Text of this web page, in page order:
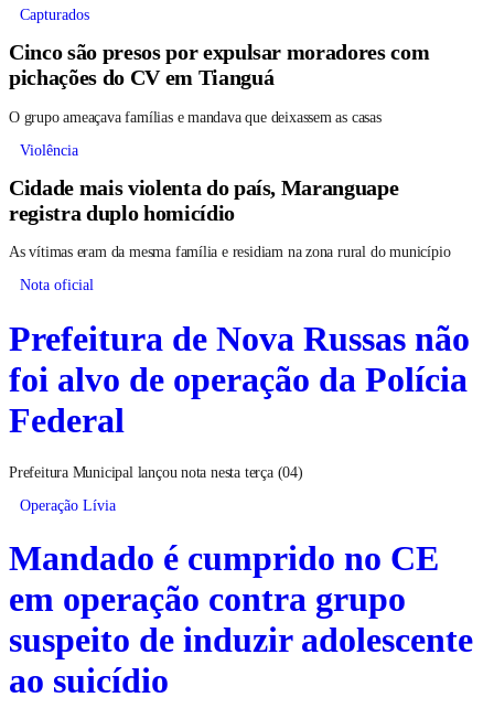
Capturados
Cinco são presos por expulsar moradores com
pichações do CV em Tianguá
O grupo ameaçava famílias e mandava que deixassem as casas
Violência
Cidade mais violenta do país, Maranguape
registra duplo homicídio
As vítimas eram da mesma família e residiam na zona rural do município
Nota oficial
Prefeitura de Nova Russas não
foi alvo de operação da Polícia
Federal
Prefeitura Municipal lançou nota nesta terça (04)
Operação Lívia
Mandado é cumprido no CE
em operação contra grupo
suspeito de induzir adolescente
ao suicídio